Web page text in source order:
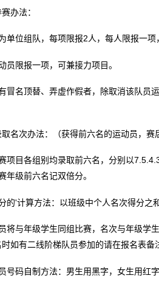
办法：
单位组队，每项限报2人，每人限报一项
员限报一项，可兼接力项目。
冒名顶替、弄虚作假者，除取消该队员
取名次办法：（获得前六名的运动员，赛
项目各组别均录取前六名，分别以
年级前六名记双倍分。
的'计算方法：以班级中个人名次得分之
将与年级学生同组比赛，名次与年级学
如有二线阶梯队员参加的请在报名表备
号码自制方法：男生用黑字，女生用红